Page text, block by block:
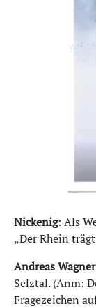
Nickenig: Als
„Der Rhein
Andreas Wagner
Selztal. (Anm:
Fragezeichen